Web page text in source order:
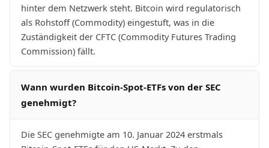
hinter dem Netzwerk steht. Bitcoin wird regulatorisch
als Rohstoff (Commodity) eingestuft, was in die
Zuständigkeit der CFTC (Commodity Futures Trading
Commission) fällt.
Wann wurden Bitcoin-Spot-ETFs von der SEC
genehmigt?
Die SEC genehmigte am 10. Januar 2024 erstmals